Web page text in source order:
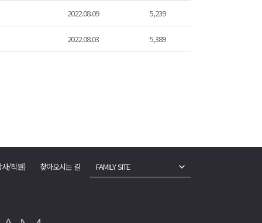
2022.08.09 5,239
2022.08.03 5,389
/직원) 찾아오시는 길 FAMILY SITE